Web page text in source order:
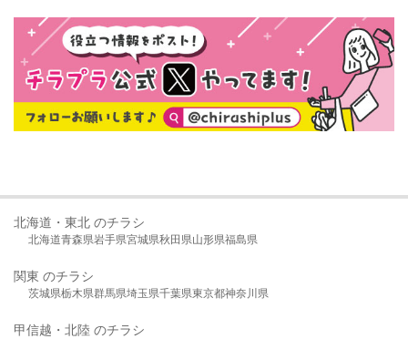
北海道・東北 のチラシ
北海道青森県岩手県宮城県秋田県山形県福島県
関東 のチラシ
茨城県栃木県群馬県埼玉県千葉県東京都神奈川県
甲信越・北陸 のチラシ